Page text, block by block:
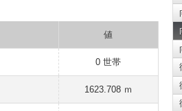
値
0 世帯
1623.708 ｍ